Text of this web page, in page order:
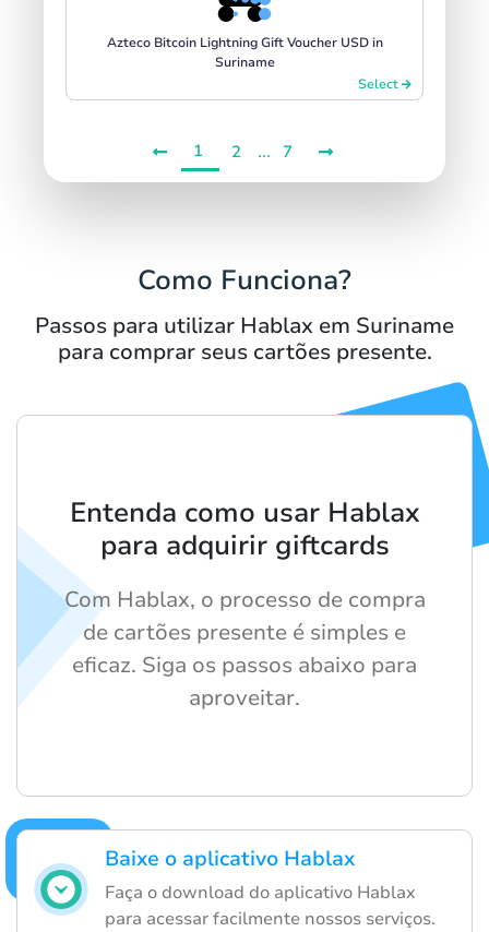
Azteco Bitcoin Lightning Gift Voucher USD in
Suriname
Select
1 2 ... 7
Como Funciona?
Passos para utilizar Hablax em Suriname
para comprar seus cartões presente.
Baixe o aplicativo Hablax
Faça o download do aplicativo Hablax
para acessar facilmente nossos serviços.
Entenda como usar Hablax
para adquirir giftcards
Com Hablax, o processo de compra
de cartões presente é simples e
eficaz. Siga os passos abaixo para
aproveitar.